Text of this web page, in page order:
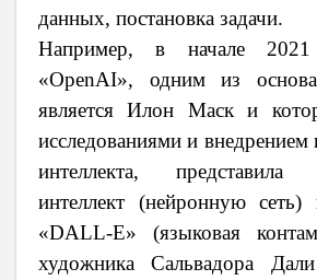
данных, постановка задачи.
Например, в начале
«OpenAI», одним из
является Илон Маск и
исследованиями и внедрением
интеллекта, представила
интеллект (нейронную сеть)
«DALL-E» (языковая
художника Сальвадора